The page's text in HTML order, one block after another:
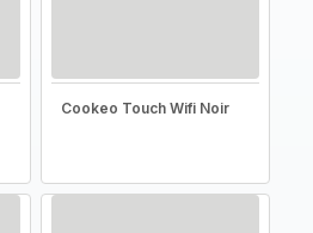
Cookeo Touch Wifi Noir